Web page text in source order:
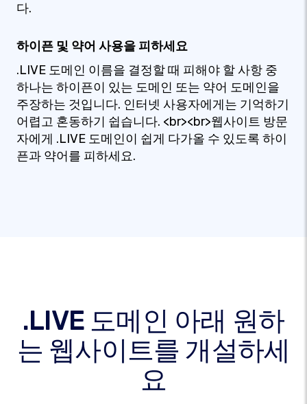
다.
하이픈 및 약어 사용을 피하세요
.LIVE 도메인 이름을 결정할 때 피해야 할 사항 중
하나는 하이픈이 있는 도메인 또는 약어 도메인을
주장하는 것입니다. 인터넷 사용자에게는 기억하기
어렵고 혼동하기 쉽습니다. <br><br>웹사이트 방문
자에게 .LIVE 도메인이 쉽게 다가올 수 있도록 하이
픈과 약어를 피하세요.
.LIVE 도메인 아래 원하
는 웹사이트를 개설하세
요